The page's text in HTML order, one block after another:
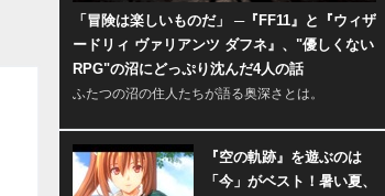
「冒険は楽しいものだ」 ─『FF11』と『ウィザ
ードリィ ヴァリアンツ ダフネ』、"優しくない
RPG"の沼にどっぷり沈んだ4人の話
ふたつの沼の住人たちが語る奥深さとは。
『空の軌跡』を遊ぶのは
「今」がベスト！暑い夏、